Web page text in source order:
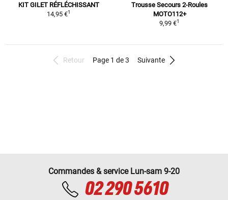
KIT GILET RÉFLÉCHISSANT
14,95 €1
Trousse Secours 2-Roules
MOTO112+
9,99 €1
Retour Page 1 de 3 Suivante
Commandes & service Lun-sam 9-20
02 290 5610